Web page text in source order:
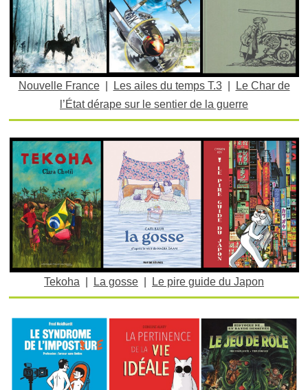
Nouvelle France| Les ailes du temps T.3|
Le Char de
l’État dérape sur le sentier de la guerre
Tekoha La gosse Le pire guide du Japon